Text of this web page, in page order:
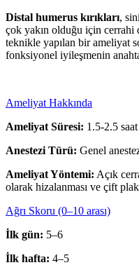
Distal humerus kırıkları,
çok yakın olduğu için cerrahi
teknikle yapılan bir ameliyat
fonksiyonel iyileşmenin
Ameliyat Hakkında
Ameliyat Süresi: 1.5-2.5 saat
Anestezi Türü: Genel
Ameliyat Yöntemi: Açık
olarak hizalanması ve çift
Ağrı Skoru (0–10 arası)
İlk gün: 5–6
İlk hafta: 4–5